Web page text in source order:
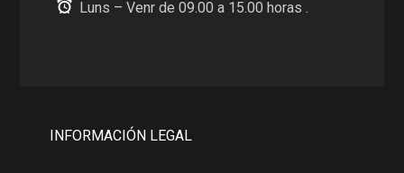
Luns – Venr de 09.00 a 15.00 horas .
INFORMACIÓN LEGAL